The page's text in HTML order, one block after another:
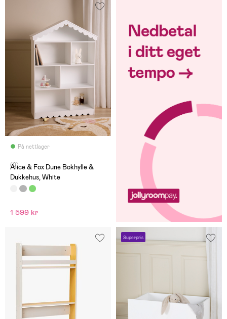
På nettlager
(0)
Alice & Fox Dune Bokhylle &
Dukkehus, White
1 599 kr
Superpris